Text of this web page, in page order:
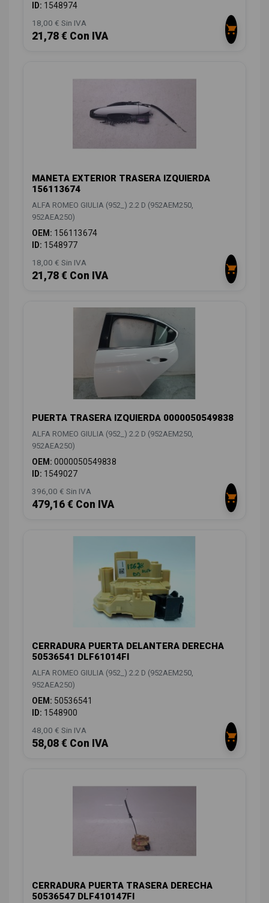
ID: 1548974
18,00 € Sin IVA
21,78 € Con IVA
MANETA EXTERIOR TRASERA IZQUIERDA
156113674
ALFA ROMEO GIULIA (952_) 2.2 D (952AEM250,
952AEA250)
OEM: 156113674
ID: 1548977
18,00 € Sin IVA
21,78 € Con IVA
PUERTA TRASERA IZQUIERDA 0000050549838
ALFA ROMEO GIULIA (952_) 2.2 D (952AEM250,
952AEA250)
OEM: 0000050549838
ID: 1549027
396,00 € Sin IVA
479,16 € Con IVA
CERRADURA PUERTA DELANTERA DERECHA
50536541 DLF61014FI
ALFA ROMEO GIULIA (952_) 2.2 D (952AEM250,
952AEA250)
OEM: 50536541
ID: 1548900
48,00 € Sin IVA
58,08 € Con IVA
CERRADURA PUERTA TRASERA DERECHA
50536547 DLF410147FI